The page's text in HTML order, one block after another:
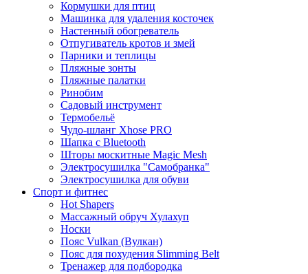
Кормушки для птиц
Машинка для удаления косточек
Настенный обогреватель
Отпугиватель кротов и змей
Парники и теплицы
Пляжные зонты
Пляжные палатки
Ринобим
Садовый инструмент
Термобельё
Чудо-шланг Xhose PRO
Шапка с Bluetooth
Шторы москитные Magic Mesh
Электросушилка "Самобранка"
Электросушилка для обуви
Спорт и фитнес
Hot Shapers
Массажный обруч Хулахуп
Носки
Пояс Vulkan (Вулкан)
Пояс для похудения Slimming Belt
Тренажер для подбородка